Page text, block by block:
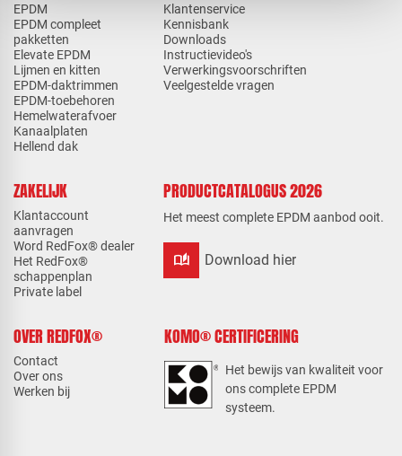
EPDM
EPDM compleet
pakketten
Elevate EPDM
Lijmen en kitten
EPDM-daktrimmen
EPDM-toebehoren
Hemelwaterafvoer
Kanaalplaten
Hellend dak
Klantenservice
Kennisbank
Downloads
Instructievideo's
Verwerkingsvoorschriften
Veelgestelde vragen
ZAKELIJK
Klantaccount
aanvragen
Word RedFox® dealer
Het RedFox®
schappenplan
Private label
PRODUCTCATALOGUS 2026
Het meest complete EPDM aanbod ooit.
auto_stories Download hier
OVER REDFOX®
Contact
Over ons
Werken bij
KOMO® CERTIFICERING
Het bewijs van kwaliteit voor
ons complete EPDM
systeem.